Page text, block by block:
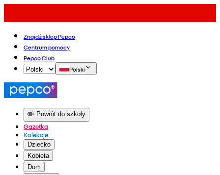
Znajdź sklep Pepco
Centrum pomocy
Pepco Club
Polski
✏️ Powrót do szkoły
Gazetka
Kolekcje
Dziecko
Kobieta
Dom